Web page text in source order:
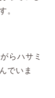
。
らハサミ
でいま